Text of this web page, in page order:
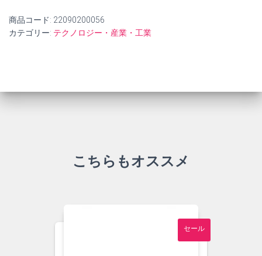
商品コード: 22090200056
カテゴリー: テクノロジー・産業・工業
こちらもオススメ
セール